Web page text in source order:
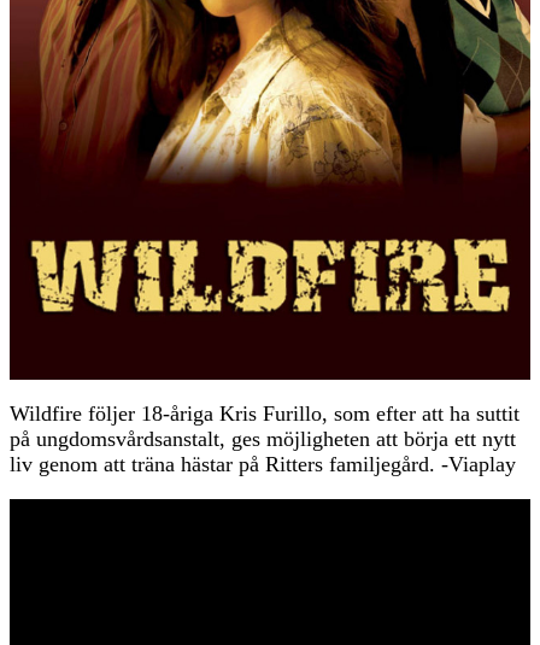
Wildfire följer 18-åriga Kris Furillo, som efter att ha suttit
på ungdomsvårdsanstalt, ges möjligheten att börja ett nytt
liv genom att träna hästar på Ritters familjegård. -Viaplay